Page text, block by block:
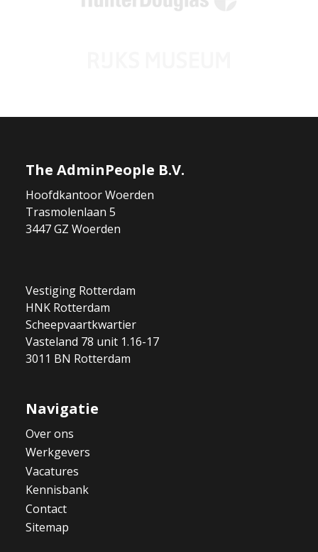
The AdminPeople B.V.
Hoofdkantoor Woerden
Trasmolenlaan 5
3447 GZ Woerden
Vestiging Rotterdam
HNK Rotterdam
Scheepvaartkwartier
Vasteland 78 unit 1.16-17
3011 BN Rotterdam
Navigatie
Over ons
Werkgevers
Vacatures
Kennisbank
Contact
Sitemap